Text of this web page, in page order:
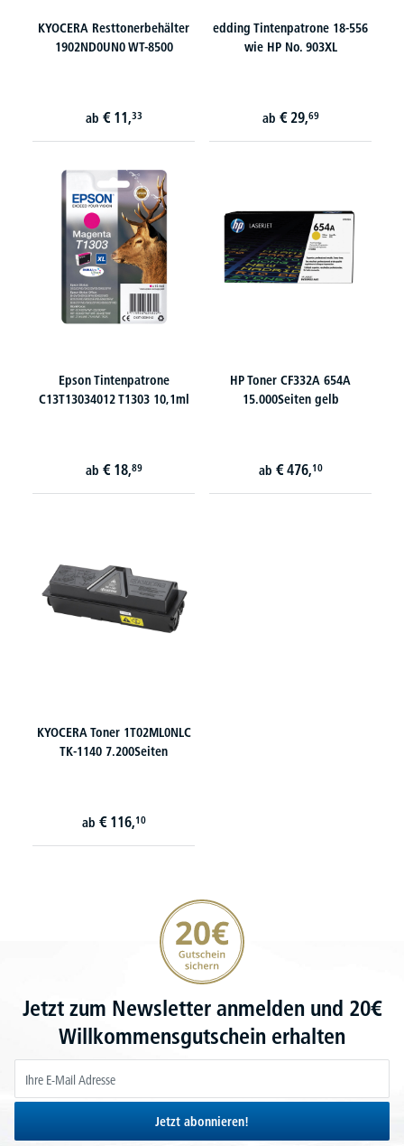
KYOCERA Resttonerbehälter
1902ND0UN0 WT-8500
ab € 11,33
edding Tintenpatrone 18-556
wie HP No. 903XL
ab € 29,69
Epson Tintenpatrone
C13T13034012 T1303 10,1ml
ab € 18,89
HP Toner CF332A 654A
15.000Seiten gelb
ab € 476,10
KYOCERA Toner 1T02ML0NLC
TK-1140 7.200Seiten
ab € 116,10
20€ Gutschein sichern
Jetzt zum Newsletter anmelden und 20€
Willkommensgutschein erhalten
Jetzt abonnieren!